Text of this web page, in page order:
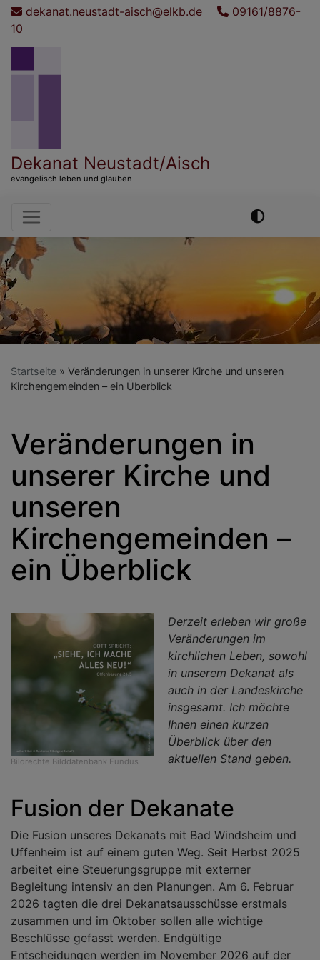
Direkt
zum
dekanat.neustadt-aisch@elkb.de
09161/8876-
10
Dekanat Neustadt/Aisch
evangelisch leben und glauben
Hauptnavigation
Startseite
Veränderungen in unserer Kirche und unseren
Kirchengemeinden – ein Überblick
Veränderungen in
unserer Kirche und
unseren
Kirchengemeinden –
ein Überblick
Bildrechte Bilddatenbank Fundus
Derzeit erleben wir große
Veränderungen im
kirchlichen Leben, sowohl
in unserem Dekanat als
auch in der Landeskirche
insgesamt. Ich möchte
Ihnen einen kurzen
Überblick über den
aktuellen Stand geben.
Fusion der Dekanate
Die Fusion unseres Dekanats mit Bad Windsheim und
Uffenheim ist auf einem guten Weg. Seit Herbst 2025
arbeitet eine Steuerungsgruppe mit externer
Begleitung intensiv an den Planungen. Am 6. Februar
2026 tagten die drei Dekanatsausschüsse erstmals
zusammen und im Oktober sollen alle wichtige
Beschlüsse gefasst werden. Endgültige
Entscheidungen werden im November 2026 auf der